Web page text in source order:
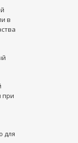
в
при
для